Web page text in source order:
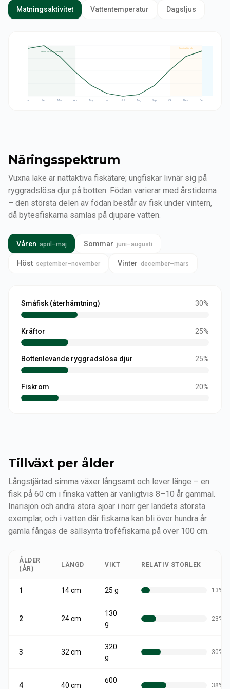
Matningsaktivitet Vattentemperatur Dagsljus
Isfiske när det är som bäst
Samling före lek
Jan Feb Mar Apr Maj Jun Jul Aug Sep Okt Nov Dec
Näringsspektrum
Vuxna lake är nattaktiva fiskätare; ungfiskar livnär sig på
ryggradslösa djur på botten. Födan varierar med årstiderna
– den största delen av födan består av fisk under vintern,
då bytesfiskarna samlas på djupare vatten.
Våren april–maj Sommar juni–augusti
Höst september–november Vinter december–mars
Småfisk (återhämtning) 30%
Kräftor 25%
Bottenlevande ryggradslösa djur 25%
Fiskrom 20%
Tillväxt per ålder
Långstjärtad simma växer långsamt och lever länge – en
fisk på 60 cm i finska vatten är vanligtvis 8–10 år gammal.
Inarisjön och andra stora sjöar i norr ger landets största
exemplar, och i vatten där fiskarna kan bli över hundra år
gamla fångas de sällsynta troféfiskarna på över 100 cm.
ÅLDER
(ÅR)
LÄNGD VIKT RELATIV STORLEK
1 14cm 25 g 13%
2 24cm
130
g
23%
3 32cm
320
g
30%
4 40 cm
600
38%